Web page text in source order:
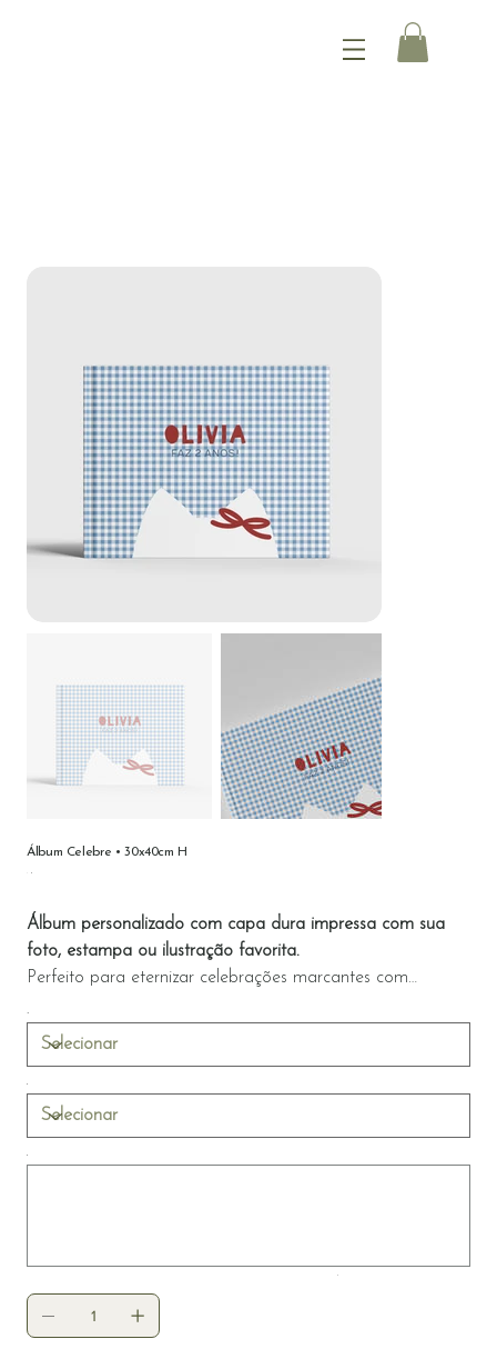
Álbum Celebre • 30x40cm H
Álbum personalizado com capa dura impressa com sua
foto, estampa ou ilustração favorita.
Perfeito para eternizar celebrações marcantes com
440g. Ideal para registrar momentos únicos como